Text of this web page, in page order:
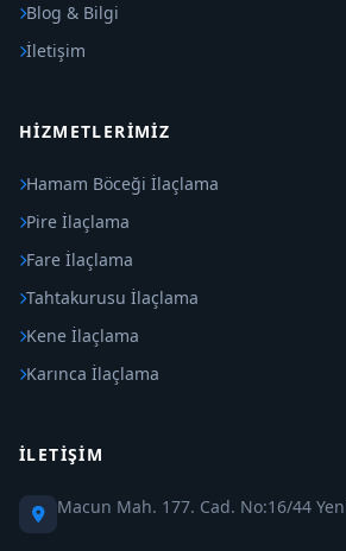
Blog & Bilgi
İletişim
HIZMETLERIMIZ
Hamam Böceği İlaçlama
Pire İlaçlama
Fare İlaçlama
Tahtakurusu İlaçlama
Kene İlaçlama
Karınca İlaçlama
İLETIŞIM
Macun Mah. 177. Cad. No:16/44